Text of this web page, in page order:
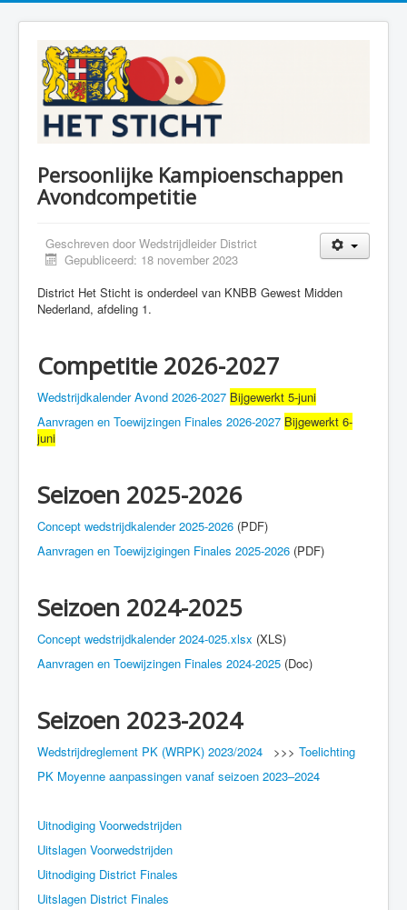
Persoonlijke Kampioenschappen
Avondcompetitie
Geschreven door Wedstrijdleider District
Gepubliceerd: 18 november 2023
District Het Sticht is onderdeel van KNBB Gewest Midden
Nederland, afdeling 1.
Competitie 2026-2027
Wedstrijdkalender Avond 2026-2027 Bijgewerkt 5-juni
Aanvragen en Toewijzingen Finales 2026-2027 Bijgewerkt 6-
juni
Seizoen 2025-2026
Concept wedstrijdkalender 2025-2026 (PDF)
Aanvragen en Toewijzigingen Finales 2025-2026 (PDF)
Seizoen 2024-2025
Concept wedstrijdkalender 2024-025.xlsx (XLS)
Aanvragen en Toewijzingen Finales 2024-2025 (Doc)
Seizoen 2023-2024
Wedstrijdreglement PK (WRPK) 2023/2024 >>> Toelichting
PK Moyenne aanpassingen vanaf seizoen 2023–2024
Uitnodiging Voorwedstrijden
Uitslagen Voorwedstrijden
Uitnodiging District Finales
Uitslagen District Finales